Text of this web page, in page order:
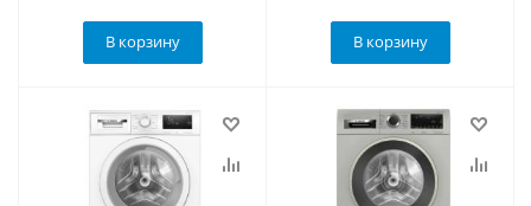
В корзину В корзину